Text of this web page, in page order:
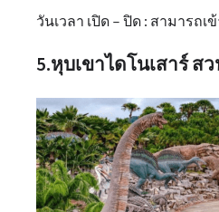
วันเวลา เปิด – ปิด : สามารถ
5.หุบเขาไดโนเสาร์ ส